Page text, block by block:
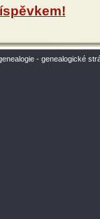
- genealogické